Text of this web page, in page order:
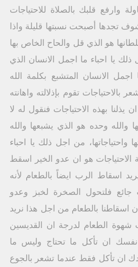
وارفع قلبك بالصلاة للاحتياجات
تجدها أصبحت نسبتها قليلة واذا
هو الذي قل والحاح الخاص بها
يا احباء ما اجمل الانسان الذي
اجمل الانسان المتشبع بكلمة الله
بالاحتياجات تقوم بإذلالته واهانته
يذلنا بهذه الاحتياجات فنقول له لا
والله وحده هو الذي يشبعها والله
واحتياجاتها، من اجل ذلك يا احباء
الاحتياجات هو ان عدو الخير اسقط
اسقاط الرب ايضاً بالطعام لأنه
جائع فلتحول الصخرة لخبز وعدو
اسقاطنا بالطعام من اجل هذا نريد
الطعام لدرجة ان القديسين
نفسك ان تأكل ما تحتاج وليس ما
ان تأكل فقط عندما تشعر بالجوع